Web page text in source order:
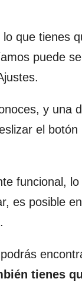
lo que tienes
puede
y una
el botón
funcional, lo
es posible
tienes